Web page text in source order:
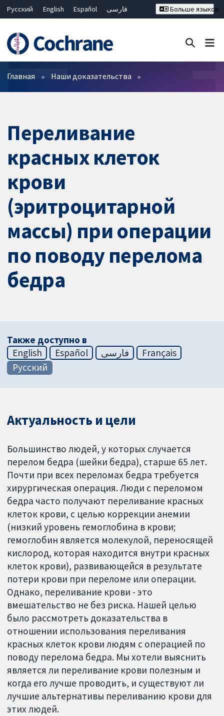
Русский English Español
فارسی
Bahasa Malaysia
ไทย
繁體中文
简体中文
Больше языков
Фильтры
Главная Наши доказательства
Переливание
красных клеток
крови
(эритроцитарной
массы) при операции
по поводу перелома
бедра
Также доступно в
English
Español فارسی
Français
Русский
Актуальность и цели
Большинство людей, у которых случается
перелом бедра (шейки бедра), старше 65 лет.
Почти при всех переломах бедра требуется
хирургическая операция. Люди с переломом
бедра часто получают переливание красных
клеток крови, с целью коррекции анемии
(низкий уровень гемоглобина в крови;
гемоглобин является молекулой, переносящей
кислород, которая находится внутри красных
клеток крови), развивающейся в результате
потери крови при переломе или операции.
Однако, переливание крови - это
вмешательство не без риска. Нашей целью
было рассмотреть доказательства в
отношении использования переливания
красных клеток крови людям с операцией по
поводу перелома бедра. Мы хотели выяснить
является ли переливание крови полезным и
когда его лучше проводить, и существуют ли
лучшие альтернативы переливанию крови для
этих людей.